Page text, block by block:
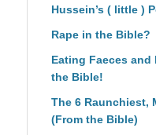
Hussein’s ( little )
Rape in the Bible?
Eating Faeces and
the Bible!
The 6 Raunchiest,
(From the Bible)